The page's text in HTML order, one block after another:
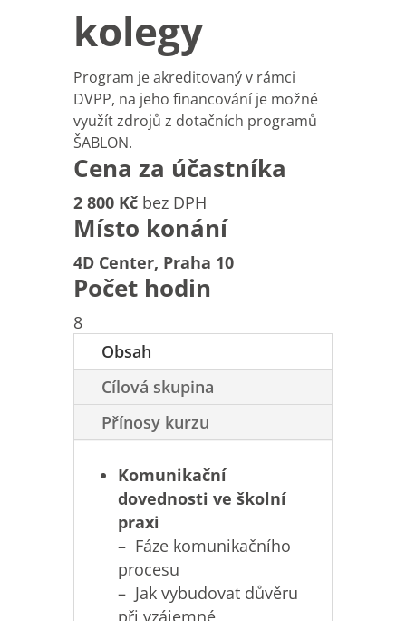
kolegy
Program je akreditovaný v rámci
DVPP, na jeho financování je možné
využít zdrojů z dotačních programů
ŠABLON.
Cena za účastníka
2 800 Kčbez DPH
Místo konání
4D Center, Praha 10
Počet hodin
8
Obsah
Cílová skupina
Přínosy kurzu
Komunikační
dovednosti ve školní
praxi
– Fáze komunikačního
procesu
– Jak vybudovat důvěru
při vzájemné